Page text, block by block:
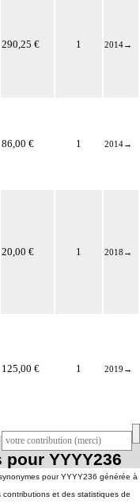
290,25 € 1 2014→
86,00 € 1 2014→
20,00 € 1 2018 →
125,00 € 1 2019 →
YYYY236
pour YYYY236 générée à
contributions et des statistiques de